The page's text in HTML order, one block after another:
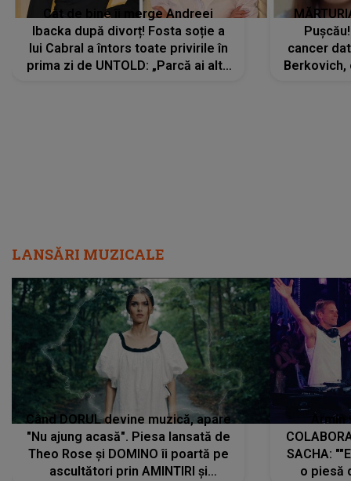
Cât de bine îi merge Andreei
Ibacka după divorț! Fosta soție a
lui Cabral a întors toate privirile în
prima zi de UNTOLD: „Parcă ai altă
cancer
Berkovich,
LANSĂRI MUZICALE
Când DORUL devine muzică, apare
"Nu ajung acasă". Piesa lansată de
Theo Rose și DOMINO îi poartă pe
ascultători prin AMINTIRI și
SACHA:
o piesă